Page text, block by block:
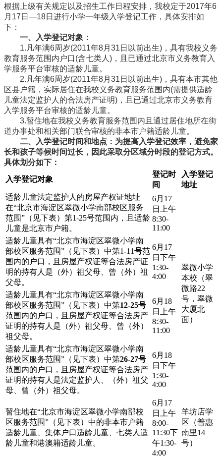
根据上级有关规定以及招生工作日程安排，我校定于2017年6
月17日—18日进行小学一年级入学登记工作，具体安排如
下：
一、入学登记对象：
1.凡年满6周岁(2011年8月31日以前出生)，具有我校义务
教育服务范围内户口(含七类人)，且已通过北京市义务教育入
学服务平台审核的适龄儿童。
2.凡年满6周岁(2011年8月31日以前出生)，具有本市其他
区县户籍，实际居住在我校义务教育服务范围内(需提供适龄
儿童法定监护人的合法房产证明)，且已通过北京市义务教育
入学服务平台审核的适龄儿童。
3.暂住地在我校义务教育服务范围内且通过居住地所在街
道办事处和相关部门联合审核的非本市户籍适龄儿童。
二、入学登记时间和地点：为提高入学登记效率，避免家
长和孩子等候时间过长，因此采取分区域分时段的登记方式。
具体划分如下：
入学登记对象
登记时
间
入学登记
地址
适龄儿童法定监护人的房屋产权证地址
在“北京市海淀区翠微小学南部校区服务
范围”（见下表）第1-25号范围内，且适龄
儿童是北京市户籍。
6月17
日上午
8:30-
11:00
翠微小学
本校（翠
微路22
号，翠微
大厦北
面）
适龄儿童具有“北京市海淀区翠微小学南
部校区服务范围”（见下表）中第1-11号范
围内的户口，且房屋产权证等合法房产证
明的持有人是（外）祖父母、曾（外）祖
父母。
6月17
日下午
1:30-
4:00
适龄儿童具有“北京市海淀区翠微小学南
部校区服务范围”（见下表）中第12-25号
范围内的户口，且房屋产权证等合法房产
证明的持有人是（外）祖父母、曾（外）
祖父母。
6月18
日上午
8:30-
11:00
适龄儿童具有“北京市海淀区翠微小学南
部校区服务范围”（见下表）中第26-27号
范围内的户口，且房屋产权证等合法房产
证明的持有人是法定监护人、（外）祖父
母、曾（外）祖父母。
6月18
日下午
1:30-
4:00
暂住地在“北京市海淀区翠微小学南部校
区服务范围”（见下表）中的非本市户籍
适龄儿童、集体户口适龄儿童、七类人适
龄儿童和港澳籍适龄儿童。
6月17
日上午
8:00-
11:30下
午1:30-
4:00
羊坊店学
区（普惠
南里14
号）